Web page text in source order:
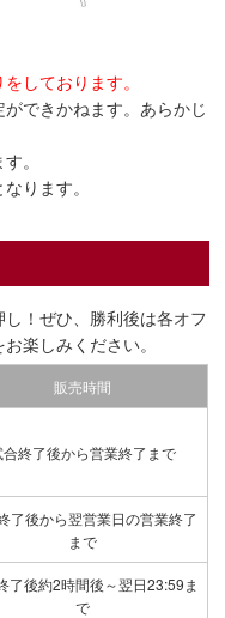
しております。
できかねます。あらかじ
。
ります。
！ぜひ、勝利後は各オフ
楽しみください。
販売時間
合終了後から営業終了まで
了後から翌営業日の営業終了
まで
了後約2時間後～翌日23:59ま
で